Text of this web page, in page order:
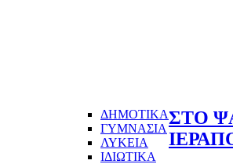
ΔΗΜΟΤΙΚΑ
ΓΥΜΝΑΣΙΑ
ΛΥΚΕΙΑ
ΙΔΙΩΤΙΚΑ
ΣΤΟ